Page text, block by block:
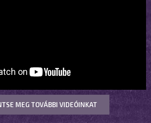
MEG TOVÁBBI VIDEÓINKAT